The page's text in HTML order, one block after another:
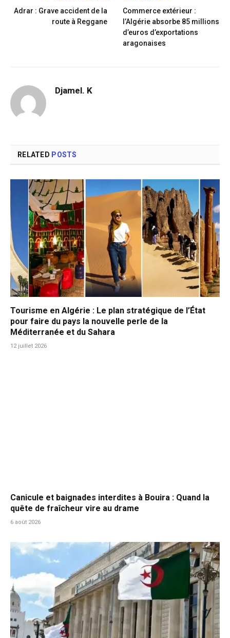
Adrar : Grave accident de la
route à Reggane
Commerce extérieur :
l’Algérie absorbe 85 millions
d’euros d’exportations
aragonaises
Djamel. K
RELATED POSTS
Tourisme en Algérie : Le plan stratégique de l’État
pour faire du pays la nouvelle perle de la
Méditerranée et du Sahara
12 juillet 2026
Canicule et baignades interdites à Bouira : Quand la
quête de fraîcheur vire au drame
6 août 2026